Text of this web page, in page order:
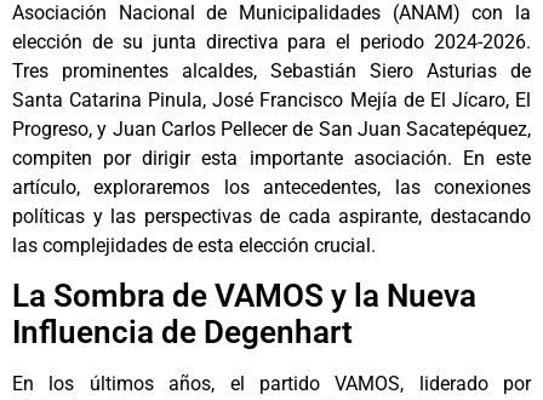
Asociación Nacional de Municipalidades (ANAM) con la
elección de su junta directiva para el periodo 2024-2026.
Tres prominentes alcaldes, Sebastián Siero Asturias de
Santa Catarina Pinula, José Francisco Mejía de El Jícaro, El
Progreso, y Juan Carlos Pellecer de San Juan Sacatepéquez,
compiten por dirigir esta importante asociación. En este
artículo, exploraremos los antecedentes, las conexiones
políticas y las perspectivas de cada aspirante, destacando
las complejidades de esta elección crucial.
La Sombra de VAMOS y la Nueva
Influencia de Degenhart
En los últimos años, el partido VAMOS, liderado por